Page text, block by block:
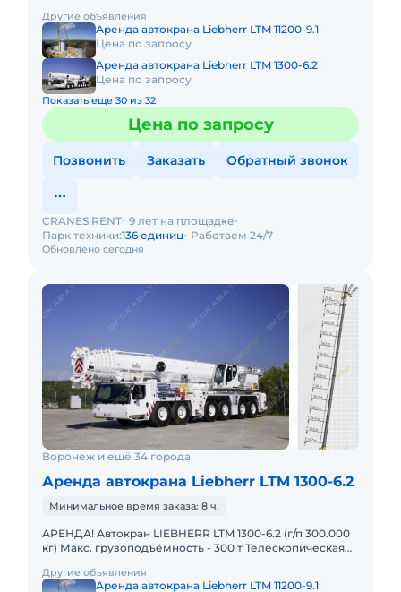
Другие объявления
Аренда автокрана Liebherr LTM 11200-9.1
Цена по запросу
Аренда автокрана Liebherr LTM 1300-6.2
Цена по запросу
Показать еще 30 из 32
Цена по запросу
Позвонить Заказать Обратный звонок
Обновлено сегодня
CRANES.RENT 9 лет на площадке
Парк техники:136 единиц Работаем 24/7
Воронеж и ещё 34 города
Аренда автокрана Liebherr LTM 1300-6.2
Минимальное время заказа: 8 ч.
АРЕНДА! Автокран LIEBHERR LTM 1300-6.2 (г/п 300.000
кг) Макс. грузоподъёмность - 300 т Телескопическая
Другие объявления
Аренда автокрана Liebherr LTM 11200-9.1